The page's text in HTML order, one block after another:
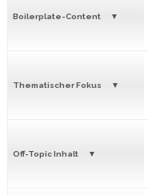
Boilerplate-Content
Thematischer Fokus
Off-Topic Inhalt